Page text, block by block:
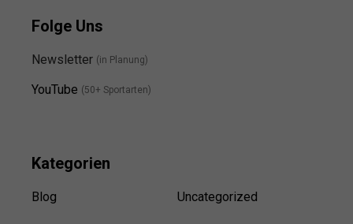
Folge Uns
Newsletter (in Planung)
YouTube (50+ Sportarten)
Kategorien
Blog Uncategorized